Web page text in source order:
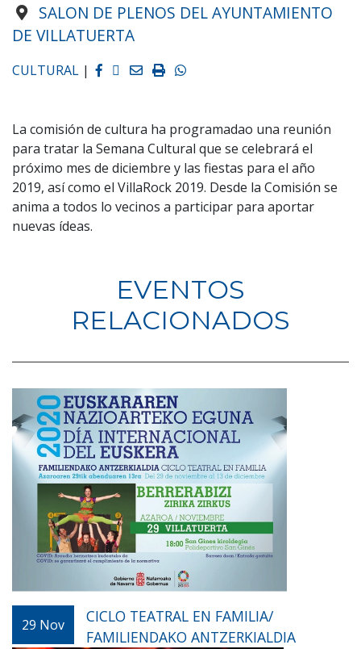
SALON DE PLENOS DEL AYUNTAMIENTO
DE VILLATUERTA
CULTURAL | Facebook
Twitter
EmailImprimirWhatsapp
La comisión de cultura ha programadao una reunión
para tratar la Semana Cultural que se celebrará el
próximo mes de diciembre y las fiestas para el año
2019, así como el VillaRock 2019. Desde la Comisión se
anima a todos lo vecinos a participar para aportar
nuevas ídeas.
EVENTOS
RELACIONADOS
29 Nov
CICLO TEATRAL EN FAMILIA/
FAMILIENDAKO ANTZERKIALDIA